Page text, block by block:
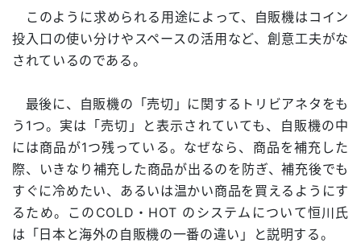
このように求められる用途によって、自販機はコイン
投入口の使い分けやスペースの活用など、創意工夫がな
されているのである。
最後に、自販機の「売切」に関するトリビアネタをも
う1つ。実は「売切」と表示されていても、自販機の中
には商品が1つ残っている。なぜなら、商品を補充した
際、いきなり補充した商品が出るのを防ぎ、補充後でも
すぐに冷めたい、あるいは温かい商品を買えるようにす
るため。このCOLD・HOT のシステムについて恒川氏
は「日本と海外の自販機の一番の違い」と説明する。